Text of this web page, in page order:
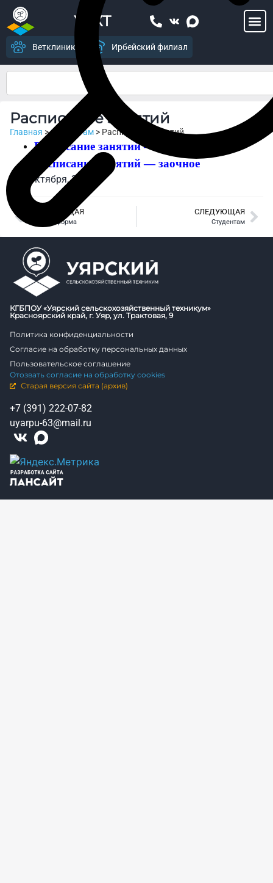
УСХТ
Ветклиника Ирбейский филиал
Расписание занятий
Главная >Студентам > Расписание занятий
Расписание занятий — очное
Расписание занятий — заочное
8 октября, 2019
ПРЕДЫДУЩАЯ
Заочная форма
СЛЕДУЮЩАЯ
Студентам
КГБПОУ «Уярский сельскохозяйственный техникум»
Красноярский край, г. Уяр, ул. Трактовая, 9
Политика конфиденциальности
Согласие на обработку персональных данных
Пользовательское соглашение
Отозвать согласие на обработку cookies
Старая версия сайта (архив)
+7 (391) 222-07-82
uyarpu-63@mail.ru